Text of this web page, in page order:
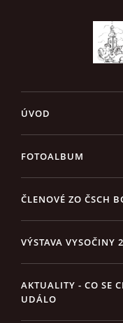
ÚVOD
FOTOALBUM
ČLENOVÉ ZO ČSCH
VÝSTAVA VYSOČINY
AKTUALITY - CO SE
UDÁLO